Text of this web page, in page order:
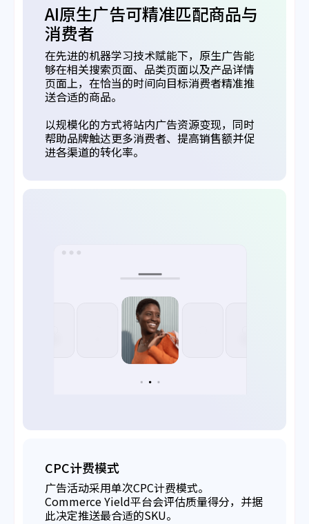
AI原生广告可精准匹配商品与
消费者
在先进的机器学习技术赋能下，原生广告能
够在相关搜索页面、品类页面以及产品详情
页面上，在恰当的时间向目标消费者精准推
送合适的商品。
以规模化的方式将站内广告资源变现，同时
帮助品牌触达更多消费者、提高销售额并促
进各渠道的转化率。
CPC计费模式
广告活动采用单次CPC计费模式。
Commerce Yield平台会评估质量得分，并据
此决定推送最合适的SKU。